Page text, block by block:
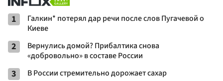
1
Галкин* потерял дар речи после слов Пугачевой о
Киеве
2
Вернулись домой? Прибалтика снова
«добровольно» в составе России
3 В России стремительно дорожает сахар